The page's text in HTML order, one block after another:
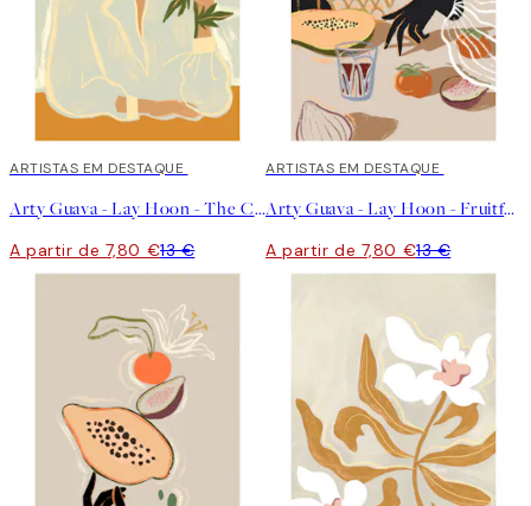
40%*
ARTISTAS EM DESTAQUE
Arty Guava - Lay Hoon - The Chrysanthemum Poster
A partir de 7,80 €13 €
40%*
ARTISTAS EM DESTAQUE
Arty Guava - Lay Hoon - Fruitful Spread Poster
A partir de 7,80 €13 €